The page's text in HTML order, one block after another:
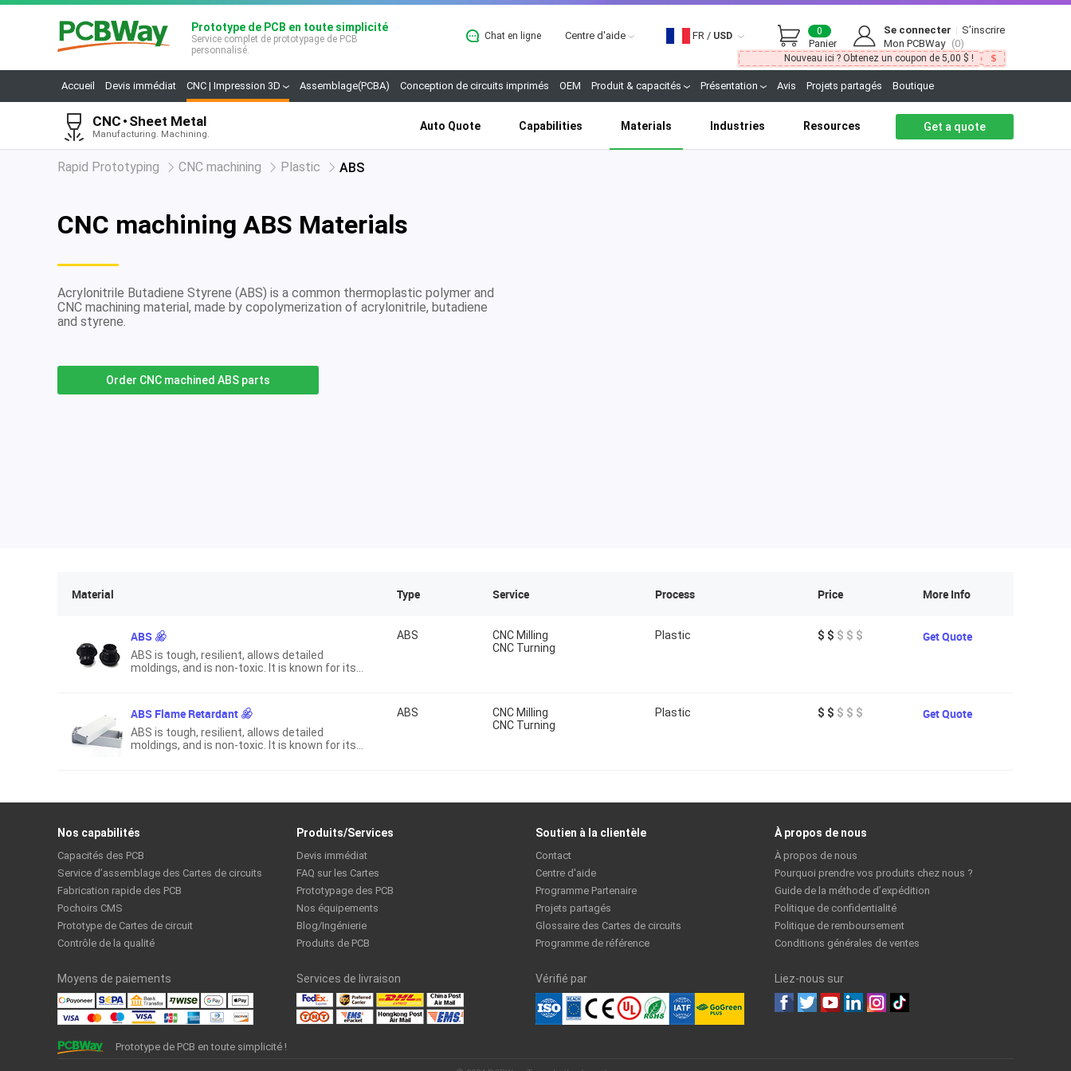
Prototype de PCB en toute simplicité
Service complet de prototypage de PCB
personnalisé.
Chat en ligne Centre d'aide FR / USD
Panier
0 Se connecter
S’inscrire
Mon PCBWay (0)
Nouveau ici ? Obtenez un coupon de 5,00 $ !
Accueil Devis immédiat CNC | Impression 3D Assemblage(PCBA) Conception de circuits imprimés OEM Produit & capacités Présentation Avis Projets partagés Boutique
CNC Sheet Metal
Manufacturing. Machining.
Auto Quote Capabilities Materials Industries Resources Get a quote
Rapid Prototyping CNC machining Plastic ABS
CNC machining ABS Materials
Acrylonitrile Butadiene Styrene (ABS) is a common thermoplastic polymer and
CNC machining material, made by copolymerization of acrylonitrile, butadiene
and styrene.
Order CNC machined ABS parts
Material Type Service Process Price More Info
ABS
ABS is tough, resilient, allows detailed
moldings, and is non-toxic. It is known for its
ABS
CNC Milling
CNC Turning
Plastic $ $ $ $ $ Get Quote
ABS Flame Retardant
ABS is tough, resilient, allows detailed
moldings, and is non-toxic. It is known for its
ABS
CNC Milling
CNC Turning
Plastic $ $ $ $ $ Get Quote
Nos capabilités
Capacités des PCB
Service d’assemblage des Cartes de circuits
Fabrication rapide des PCB
Pochoirs CMS
Prototype de Cartes de circuit
Contrôle de la qualité
Produits/Services
Devis immédiat
FAQ sur les Cartes
Prototypage des PCB
Nos équipements
Blog/Ingénierie
Produits de PCB
Soutien à la clientèle
Contact
Centre d'aide
Programme Partenaire
Projets partagés
Glossaire des Cartes de circuits
Programme de référence
À propos de nous
À propos de nous
Pourquoi prendre vos produits chez nous ?
Guide de la méthode d’expédition
Politique de confidentialité
Politique de remboursement
Conditions générales de ventes
Moyens de paiements Services de livraison Vérifié par Liez-nous sur
Prototype de PCB en toute simplicité !